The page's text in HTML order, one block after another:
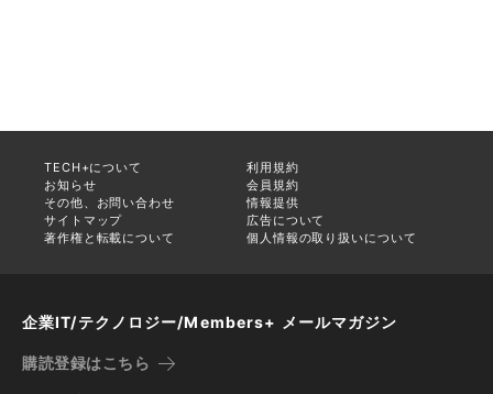
TECH+について
利用規約
お知らせ
会員規約
その他、お問い合わせ
情報提供
サイトマップ
広告について
著作権と転載について
個人情報の取り扱いについて
企業IT/テクノロジー/Members+ メールマガジン
購読登録はこちら